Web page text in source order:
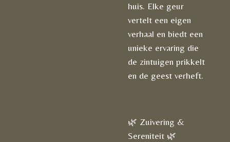
huis. Elke geur
vertelt een eigen
verhaal en biedt een
unieke ervaring die
de zintuigen prikkelt
en de geest verheft.
🌿 Zuivering &
Sereniteit 🌿